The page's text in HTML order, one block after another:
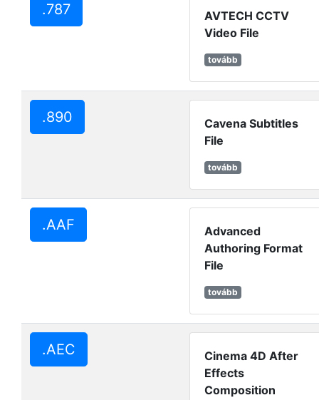
.787
AVTECH CCTV
Video File
tovább
.890
Cavena Subtitles
File
tovább
.AAF
Advanced
Authoring Format
File
tovább
.AEC
Cinema 4D After
Effects
Composition